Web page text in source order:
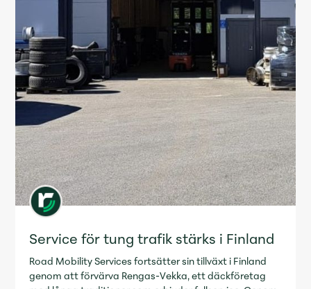
Service för tung trafik stärks i Finland
Road Mobility Services fortsätter sin tillväxt i Finland
genom att förvärva Rengas-Vekka, ett däckföretag